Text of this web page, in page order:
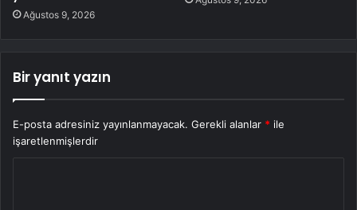
Ağustos 9, 2026
Bir yanıt yazın
E-posta adresiniz yayınlanmayacak. Gerekli alanlar * ile
işaretlenmişlerdir